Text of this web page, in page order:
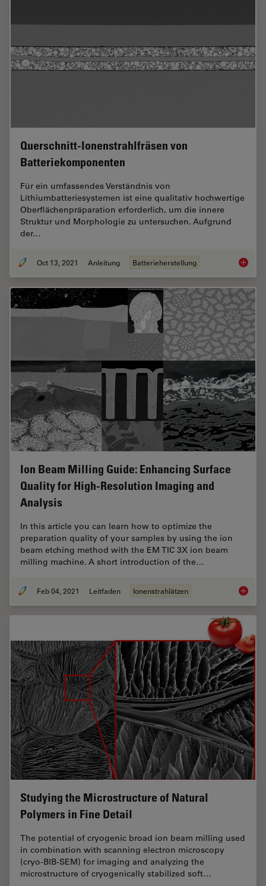
Querschnitt-Ionenstrahlfräsen von
Batteriekomponenten
Für ein umfassendes Verständnis von
Lithiumbatteriesystemen ist eine qualitativ hochwertige
Oberflächenpräparation erforderlich, um die innere
Struktur und Morphologie zu untersuchen. Aufgrund
der…
Oct 13, 2021 Anleitung Batterieherstellung
Ion Beam Milling Guide: Enhancing Surface
Quality for High-Resolution Imaging and
Analysis
In this article you can learn how to optimize the
preparation quality of your samples by using the ion
beam etching method with the EM TIC 3X ion beam
milling machine. A short introduction of the…
Feb 04, 2021 Leitfaden Ionenstrahlätzen Ion
Studying the Microstructure of Natural
Polymers in Fine Detail
The potential of cryogenic broad ion beam milling used
in combination with scanning electron microscopy
(cryo-BIB-SEM) for imaging and analyzing the
microstructure of cryogenically stabilized soft…